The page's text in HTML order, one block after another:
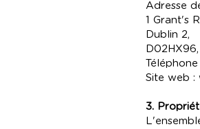
Adresse
1 Grant's
Dublin 2,
Site web :
3.